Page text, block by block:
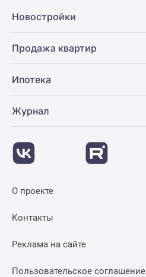
Новостройки
Продажа квартир
Ипотека
Журнал
О проекте
Контакты
Реклама на сайте
Пользовательское соглашение